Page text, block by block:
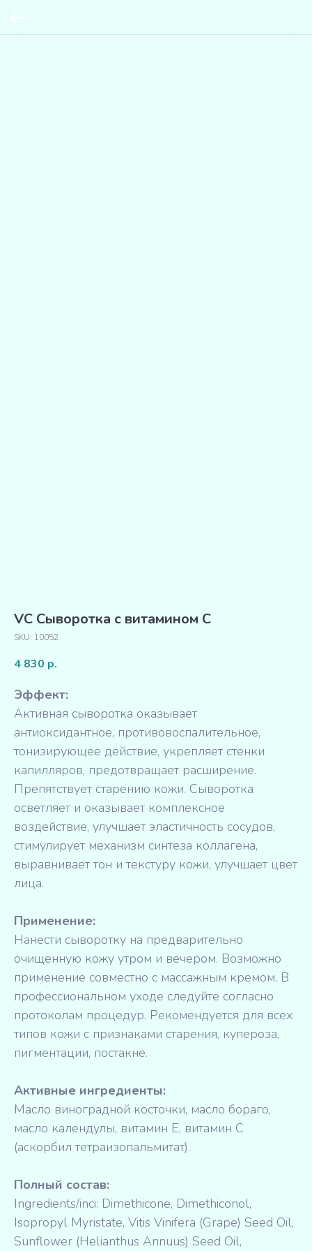
VC Сыворотка с витамином С
SKU: 10052
4 830 р.
Эффект:
Активная сыворотка оказывает
антиоксидантное, противовоспалительное,
тонизирующее действие, укрепляет стенки
капилляров, предотвращает расширение.
Препятствует старению кожи. Сыворотка
осветляет и оказывает комплексное
воздействие, улучшает эластичность сосудов,
стимулирует механизм синтеза коллагена,
выравнивает тон и текстуру кожи, улучшает цвет
лица.
Применение:
Нанести сыворотку на предварительно
очищенную кожу утром и вечером. Возможно
применение совместно с массажным кремом. В
профессиональном уходе следуйте согласно
протоколам процедур. Рекомендуется для всех
типов кожи с признаками старения, купероза,
пигментации, постакне.
Активные ингредиенты:
Масло виноградной косточки, масло бораго,
масло календулы, витамин Е, витамин С
(аскорбил тетраизопальмитат).
Полный состав:
Ingredients/inci: Dimethicone, Dimethiconol,
Isopropyl Myristate, Vitis Vinifera (Grape) Seed Oil,
Sunflower (Helianthus Annuus) Seed Oil,